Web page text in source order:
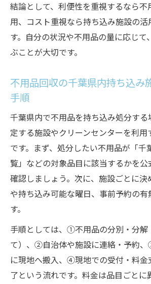
結論として、利便性を重視するなら
用、コスト重視なら持ち込み施設の活
す。自分の状況や不用品の量に応じて
ぶことが大切です。
不用品回収の千葉県内持ち込み
手順
千葉県内で不用品を持ち込み処分す
定する施設やクリーンセンターを利
です。まず、処分したい不用品が「千
覧」などの対象品目に該当するかを
確認しましょう。次に、施設ごとに
や持ち込み可能な曜日、事前予約の有
す。
手順としては、①不用品の分別・分解
て）、②自治体や施設に連絡・予約
に現地へ搬入、④現地での受付・料
了という流れです。料金は品目ごとに